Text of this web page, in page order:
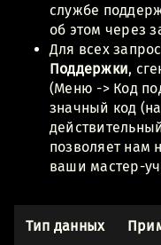
службе
об этом через
Для всех
Поддержки,
(Меню -> Код
значный код
позволяет нам
ваши мастер-
Тип данных